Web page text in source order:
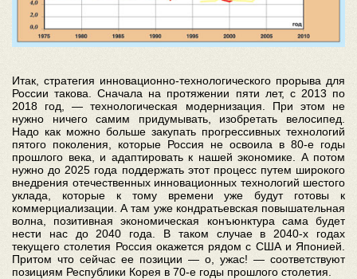
Итак, стратегия инновационно-технологического прорыва для
России такова. Сначала на протяжении пяти лет, с 2013 по
2018 год, — технологическая модернизация. При этом не
нужно ничего самим придумывать, изобретать велосипед.
Надо как можно больше закупать прогрессивных технологий
пятого поколения, которые Россия не освоила в 80-е годы
прошлого века, и адаптировать к нашей экономике. А потом
нужно до 2025 года поддержать этот процесс путем широкого
внедрения отечественных инновационных технологий шестого
уклада, которые к тому времени уже будут готовы к
коммерциализации. А там уже кондратьевская повышательная
волна, позитивная экономическая конъюнктура сама будет
нести нас до 2040 года. В таком случае в 2040-х годах
текущего столетия Россия окажется рядом с США и Японией.
Притом что сейчас ее позиции — о, ужас! — соответствуют
позициям Республики Корея в 70-е годы прошлого столетия.